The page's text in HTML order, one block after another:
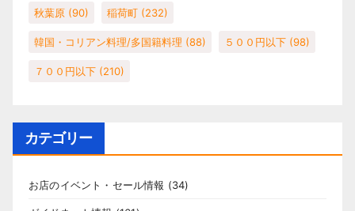
秋葉原 (90) 稲荷町 (232)
韓国・コリアン料理/多国籍料理 (88) ５００円以下 (98)
７００円以下 (210)
カテゴリー
お店のイベント・セール情報 (34)